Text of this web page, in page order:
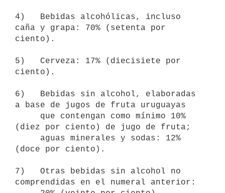
4)   Bebidas alcohólicas, incluso
caña y grapa: 70% (setenta por
ciento).
5)   Cerveza: 17% (diecisiete por
ciento).
6)   Bebidas sin alcohol, elaboradas
a base de jugos de fruta uruguayas
(diez por ciento) de jugo de fruta;
(doce por ciento).
7)   Otras bebidas sin alcohol no
comprendidas en el numeral anterior: